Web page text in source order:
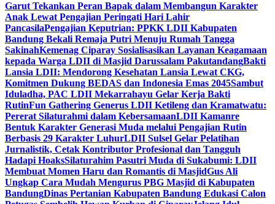
Garut Tekankan Peran Bapak dalam Membangun Karakter
Anak Lewat Pengajian Peringati Hari Lahir
PancasilaPengajian Keputrian: PPKK LDII Kabupaten
Bandung Bekali Remaja Putri Menuju Rumah Tangga
SakinahKemenag Ciparay Sosialisasikan Layanan Keagamaan
kepada Warga LDII di Masjid Darussalam PakutandangBakti
Lansia LDII: Mendorong Kesehatan Lansia Lewat CKG,
Komitmen Dukung BEDAS dan Indonesia Emas 2045Sambut
Iduladha, PAC LDII Mekarrahayu Gelar Kerja Bakti
RutinFun Gathering Generus LDII Ketileng dan Kramatwatu:
Pererat Silaturahmi dalam KebersamaanLDII Kamanre
Bentuk Karakter Generasi Muda melalui Pengajian Rutin
Berbasis 29 Karakter LuhurLDII Sulsel Gelar Pelatihan
Jurnalistik, Cetak Kontributor Profesional dan Tangguh
Hadapi HoaksSilaturahim Pasutri Muda di Sukabumi: LDII
Membuat Momen Haru dan Romantis di MasjidGus Ali
Ungkap Cara Mudah Mengurus PBG Masjid di Kabupaten
BandungDinas Pertanian Kabupaten Bandung Edukasi Calon